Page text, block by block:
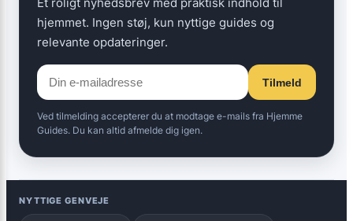
hjemmet. Ingen støj, kun nyttige guides og
relevante opdateringer.
Tilmeld
Ved tilmelding accepterer du at modtage e-mails fra Hjemme
Guides. Du kan altid afmelde dig igen.
NYTTIGE GENVEJE